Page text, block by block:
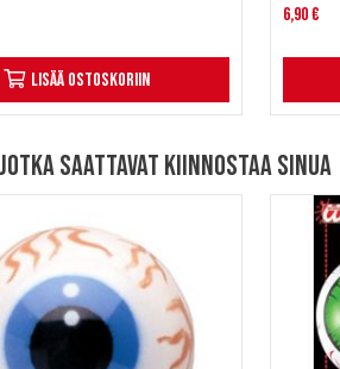
Lisää ostoskoriin
6,90 €
saattavat kiinnostaa sinua